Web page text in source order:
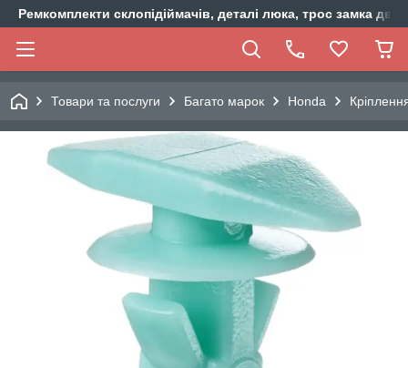
Ремкомплекти склопідіймачів, деталі люка, трос замка
Товари та послуги Багато марок Honda